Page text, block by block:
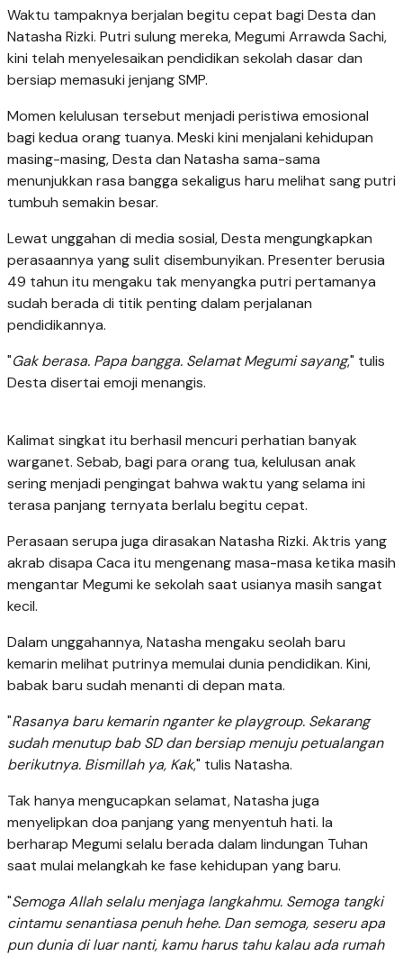
Waktu tampaknya berjalan begitu cepat bagi Desta dan
Natasha Rizki. Putri sulung mereka, Megumi Arrawda Sachi,
kini telah menyelesaikan pendidikan sekolah dasar dan
bersiap memasuki jenjang SMP.
Momen kelulusan tersebut menjadi peristiwa emosional
bagi kedua orang tuanya. Meski kini menjalani kehidupan
masing-masing, Desta dan Natasha sama-sama
menunjukkan rasa bangga sekaligus haru melihat sang putri
tumbuh semakin besar.
Lewat unggahan di media sosial, Desta mengungkapkan
perasaannya yang sulit disembunyikan. Presenter berusia
49 tahun itu mengaku tak menyangka putri pertamanya
sudah berada di titik penting dalam perjalanan
pendidikannya.
"Gak berasa. Papa bangga. Selamat Megumi sayang," tulis
Desta disertai emoji menangis.
Kalimat singkat itu berhasil mencuri perhatian banyak
warganet. Sebab, bagi para orang tua, kelulusan anak
sering menjadi pengingat bahwa waktu yang selama ini
terasa panjang ternyata berlalu begitu cepat.
Perasaan serupa juga dirasakan Natasha Rizki. Aktris yang
akrab disapa Caca itu mengenang masa-masa ketika masih
mengantar Megumi ke sekolah saat usianya masih sangat
kecil.
Dalam unggahannya, Natasha mengaku seolah baru
kemarin melihat putrinya memulai dunia pendidikan. Kini,
babak baru sudah menanti di depan mata.
"Rasanya baru kemarin nganter ke playgroup. Sekarang
sudah menutup bab SD dan bersiap menuju petualangan
berikutnya. Bismillah ya, Kak," tulis Natasha.
Tak hanya mengucapkan selamat, Natasha juga
menyelipkan doa panjang yang menyentuh hati. Ia
berharap Megumi selalu berada dalam lindungan Tuhan
saat mulai melangkah ke fase kehidupan yang baru.
"Semoga Allah selalu menjaga langkahmu. Semoga tangki
cintamu senantiasa penuh hehe. Dan semoga, seseru apa
pun dunia di luar nanti, kamu harus tahu kalau ada rumah